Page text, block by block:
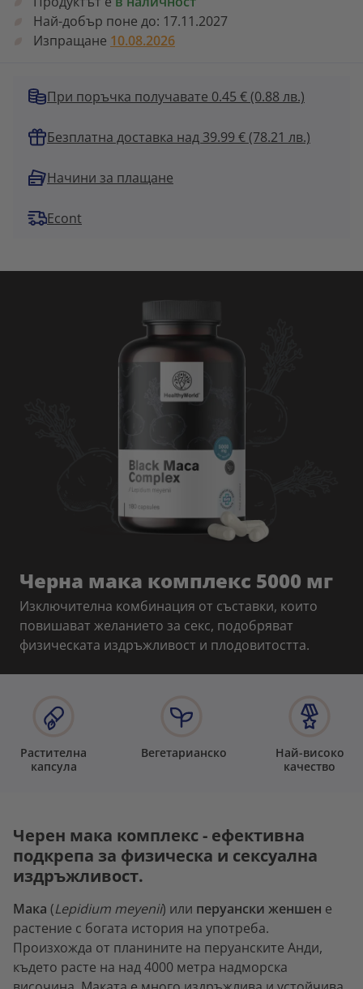
Най-добър поне до: 17.11.2027
Изпращане 10.08.2026
При поръчка получавате 0.45 €(0.88 лв.)
Безплатна доставка над 39.99 € (78.21 лв.)
Начини за плащане
Econt
Черна мака комплекс 5000 мг
Изключителна комбинация от съставки, които
повишават желанието за секс, подобряват
физическата издръжливост и плодовитостта.
Растителна
капсула
Вегетарианско
Най-високо
качество
Черен мака комплекс - ефективна
подкрепа за физическа и сексуална
издръжливост.
Мака (Lepidium meyenii) или перуански женшен е
растение с богата история на употреба.
Произхожда от планините на перуанските Анди,
където расте на над 4000 метра надморска